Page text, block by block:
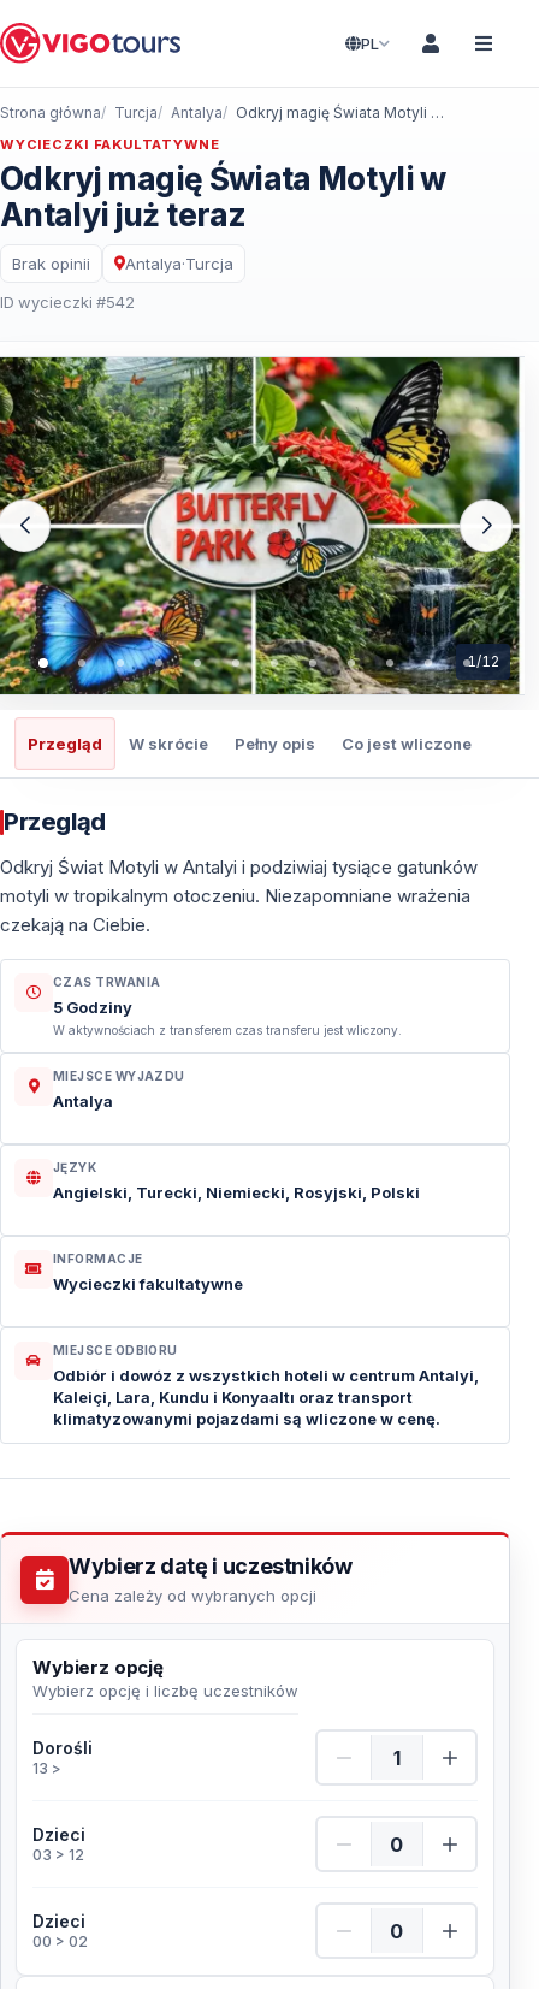
PL
Strona główna Turcja Antalya Odkryj magię Świata Motyli w Antalyi już teraz
WYCIECZKI FAKULTATYWNE
Odkryj magię Świata Motyli w
Antalyi już teraz
Brak opinii Antalya·Turcja
ID wycieczki #542
1/12
Przegląd W skrócie Pełny opis Co jest wliczone
Przegląd
Odkryj Świat Motyli w Antalyi i podziwiaj tysiące gatunków
motyli w tropikalnym otoczeniu. Niezapomniane wrażenia
czekają na Ciebie.
CZAS TRWANIA
5 Godziny
W aktywnościach z transferem czas transferu jest wliczony.
MIEJSCE WYJAZDU
Antalya
JĘZYK
Angielski, Turecki, Niemiecki, Rosyjski, Polski
INFORMACJE
Wycieczki fakultatywne
MIEJSCE ODBIORU
Odbiór i dowóz z wszystkich hoteli w centrum Antalyi,
Kaleiçi, Lara, Kundu i Konyaaltı oraz transport
klimatyzowanymi pojazdami są wliczone w cenę.
Wybierz datę i uczestników
Cena zależy od wybranych opcji
Wybierz opcję
Wybierz opcję i liczbę uczestników
Dorośli
13 >
Dorośli Ilość
Dzieci
03 > 12
Dzieci Ilość
Dzieci
00 > 02
Dzieci Ilość